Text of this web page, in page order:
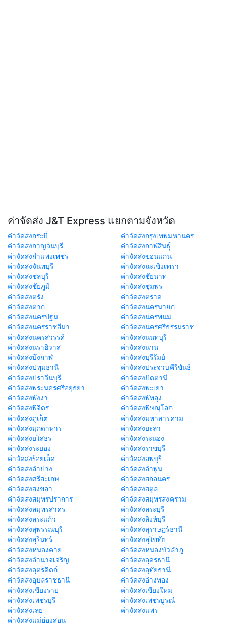
ค่าจัดส่ง J&T Express แยกตามจังหวัด
ค่าจัดส่งกระบี่
ค่าจัดส่งกรุงเทพมหานคร
ค่าจัดส่งกาญจนบุรี
ค่าจัดส่งกาฬสินธุ์
ค่าจัดส่งกำแพงเพชร
ค่าจัดส่งขอนแก่น
ค่าจัดส่งจันทบุรี
ค่าจัดส่งฉะเชิงเทรา
ค่าจัดส่งชลบุรี
ค่าจัดส่งชัยนาท
ค่าจัดส่งชัยภูมิ
ค่าจัดส่งชุมพร
ค่าจัดส่งตรัง
ค่าจัดส่งตราด
ค่าจัดส่งตาก
ค่าจัดส่งนครนายก
ค่าจัดส่งนครปฐม
ค่าจัดส่งนครพนม
ค่าจัดส่งนครราชสีมา
ค่าจัดส่งนครศรีธรรมราช
ค่าจัดส่งนครสวรรค์
ค่าจัดส่งนนทบุรี
ค่าจัดส่งนราธิวาส
ค่าจัดส่งน่าน
ค่าจัดส่งบึงกาฬ
ค่าจัดส่งบุรีรัมย์
ค่าจัดส่งปทุมธานี
ค่าจัดส่งประจวบคีรีขันธ์
ค่าจัดส่งปราจีนบุรี
ค่าจัดส่งปัตตานี
ค่าจัดส่งพระนครศรีอยุธยา
ค่าจัดส่งพะเยา
ค่าจัดส่งพังงา
ค่าจัดส่งพัทลุง
ค่าจัดส่งพิจิตร
ค่าจัดส่งพิษณุโลก
ค่าจัดส่งภูเก็ต
ค่าจัดส่งมหาสารคาม
ค่าจัดส่งมุกดาหาร
ค่าจัดส่งยะลา
ค่าจัดส่งยโสธร
ค่าจัดส่งระนอง
ค่าจัดส่งระยอง
ค่าจัดส่งราชบุรี
ค่าจัดส่งร้อยเอ็ด
ค่าจัดส่งลพบุรี
ค่าจัดส่งลำปาง
ค่าจัดส่งลำพูน
ค่าจัดส่งศรีสะเกษ
ค่าจัดส่งสกลนคร
ค่าจัดส่งสงขลา
ค่าจัดส่งสตูล
ค่าจัดส่งสมุทรปราการ
ค่าจัดส่งสมุทรสงคราม
ค่าจัดส่งสมุทรสาคร
ค่าจัดส่งสระบุรี
ค่าจัดส่งสระแก้ว
ค่าจัดส่งสิงห์บุรี
ค่าจัดส่งสุพรรณบุรี
ค่าจัดส่งสุราษฎร์ธานี
ค่าจัดส่งสุรินทร์
ค่าจัดส่งสุโขทัย
ค่าจัดส่งหนองคาย
ค่าจัดส่งหนองบัวลำภู
ค่าจัดส่งอำนาจเจริญ
ค่าจัดส่งอุดรธานี
ค่าจัดส่งอุตรดิตถ์
ค่าจัดส่งอุทัยธานี
ค่าจัดส่งอุบลราชธานี
ค่าจัดส่งอ่างทอง
ค่าจัดส่งเชียงราย
ค่าจัดส่งเชียงใหม่
ค่าจัดส่งเพชรบุรี
ค่าจัดส่งเพชรบูรณ์
ค่าจัดส่งเลย
ค่าจัดส่งแพร่
ค่าจัดส่งแม่ฮ่องสอน